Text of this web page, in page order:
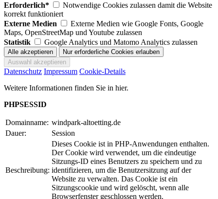
Erforderlich*
Notwendige Cookies zulassen damit die Website
korrekt funktioniert
Externe Medien
Externe Medien wie Google Fonts, Google
Maps, OpenStreetMap und Youtube zulassen
Statistik
Google Analytics und Matomo Analytics zulassen
Datenschutz Impressum Cookie-Details
Weitere Informationen finden Sie in hier.
PHPSESSID
Domainname: windpark-altoetting.de
Dauer:
Session
Beschreibung:
Dieses Cookie ist in PHP-Anwendungen enthalten.
Der Cookie wird verwendet, um die eindeutige
Sitzungs-ID eines Benutzers zu speichern und zu
identifizieren, um die Benutzersitzung auf der
Website zu verwalten. Das Cookie ist ein
Sitzungscookie und wird gelöscht, wenn alle
Browserfenster geschlossen werden.